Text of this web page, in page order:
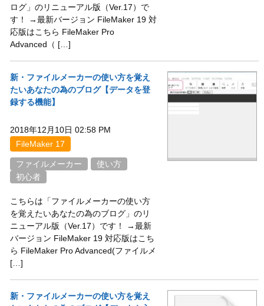
ログ」のリニューアル版（Ver.17）で
す！ →最新バージョン FileMaker 19 対
応版はこちら FileMaker Pro
Advanced（ […]
新・ファイルメーカーの使い方を覚え
たいあなたの為のブログ【データを登
録する機能】
2018年12月10日 02:58 PM
FileMaker 17
ファイルメーカー
使い方
初心者
こちらは「ファイルメーカーの使い方
を覚えたいあなたの為のブログ」のリ
ニューアル版（Ver.17）です！ →最新
バージョン FileMaker 19 対応版はこち
ら FileMaker Pro Advanced(ファイルメ
[…]
新・ファイルメーカーの使い方を覚え